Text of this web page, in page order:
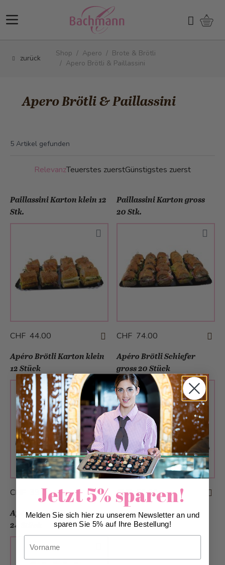
Suchen
zurück
Shop / Apero / Brote & Brötli
/ Apero Brötli & Paillassini
Apero Brötli & Paillassini
5 Artikel gefunden
RelevanzTeuerstes zuerstGünstigstes zuerst
Paillassini Karton klein 12
Stk.
CHF 44.00
Paillassini Karton gross
20 Stk.
CHF 74.00
Apéro Brötli Karton klein
12 Stück
CHF 39.00
Apéro Brötli Schiefer
gross 20 Stück
CHF 68.00
Apéro Brötli Karton gross
24 Stück
Jetzt 5% sparen!
Melden Sie sich hier zu unserem Newsletter an und
sparen Sie 5% auf Ihre Bestellung!